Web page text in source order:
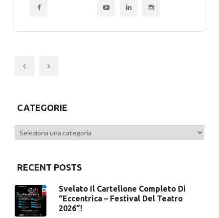
CATEGORIE
Categorie
RECENT POSTS
Svelato Il Cartellone Completo Di
“Eccentrica – Festival Del Teatro
2026”!